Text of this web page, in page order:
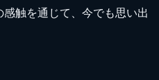
触を通じて、今でも思い出